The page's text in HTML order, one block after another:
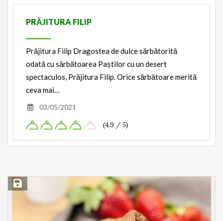
PRĂJITURA FILIP
Prăjitura Filip Dragostea de dulce sărbătorită
odată cu sărbătoarea Paștilor cu un desert
spectaculos, Prăjitura Filip. Orice sărbătoare merită
ceva mai…
03/05/2021
(4.9 / 5)
Save Recipe